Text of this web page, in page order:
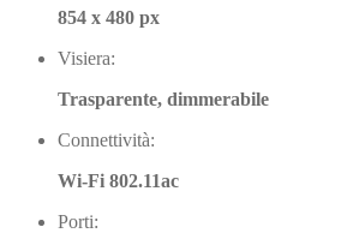
854 x 480 px
Visiera:
Trasparente, dimmerabile
Connettività:
Wi-Fi 802.11ac
Porti: